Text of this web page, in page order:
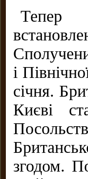
Тепер
і
січня.
Києві
згодом.